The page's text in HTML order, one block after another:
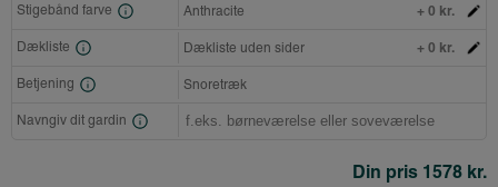
Stigebånd farve Anthracite + 0 kr.
Dækliste Dækliste uden sider + 0 kr.
Betjening Snoretræk
Navngiv dit gardin
Din pris 1578 kr.